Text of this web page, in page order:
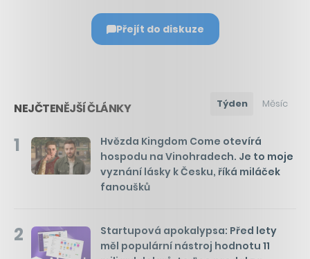
Přejít do diskuze
NEJČTENĚJŠÍ ČLÁNKY Týden Měsíc
1
Hvězda Kingdom Come otevírá
hospodu na Vinohradech. Je to moje
vyznání lásky k Česku, říká miláček
fanoušků
2
Startupová apokalypsa: Před lety
měl populární nástroj hodnotu 11